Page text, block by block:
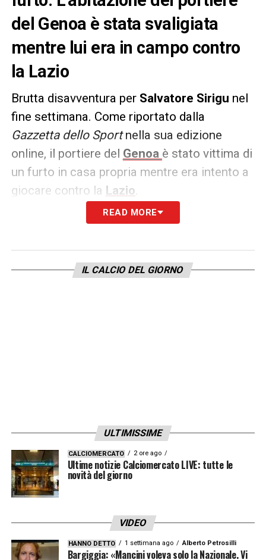
del Genoa è stata svaligiata
mentre lui era in campo contro
la Lazio
Brutta disavventura per Salvatore Sirigu nel
fine settimana. Come riportato dalla
Gazzetta dello Sportnella sua edizione
online, il portiere del Genoa è stato vittima di
un furto in casa propria mentre era intento a
giocare contro la Lazio
Scattato l’allarme, la polizia si è
scappati senza lasciare alcuna traccia.
READ MORE
IL CALCIO DEL GIORNO
ULTIMISSIME
CALCIOMERCATO 2 ore ago
Ultime notizie Calciomercato LIVE: tutte le
novità del giorno
VIDEO
HANNO DETTO 1 settimana ago Alberto Petrosilli
Bargiggia: «Mancini voleva solo la Nazionale. Vi